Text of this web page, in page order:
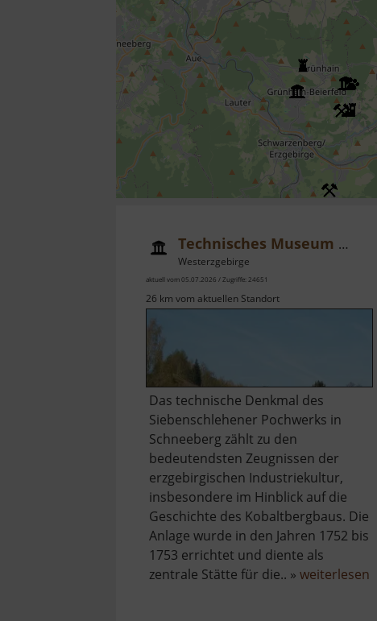
Technisches Museum Siebenschlehener Pochwerk
Westerzgebirge
aktuell vom 05.07.2026 / Zugriffe: 24651
26 km vom aktuellen Standort
Das technische Denkmal des
Siebenschlehener Pochwerks in
Schneeberg zählt zu den
bedeutendsten Zeugnissen der
erzgebirgischen Industriekultur,
insbesondere im Hinblick auf die
Geschichte des Kobaltbergbaus. Die
Anlage wurde in den Jahren 1752 bis
1753 errichtet und diente als
zentrale Stätte für die.. » weiterlesen